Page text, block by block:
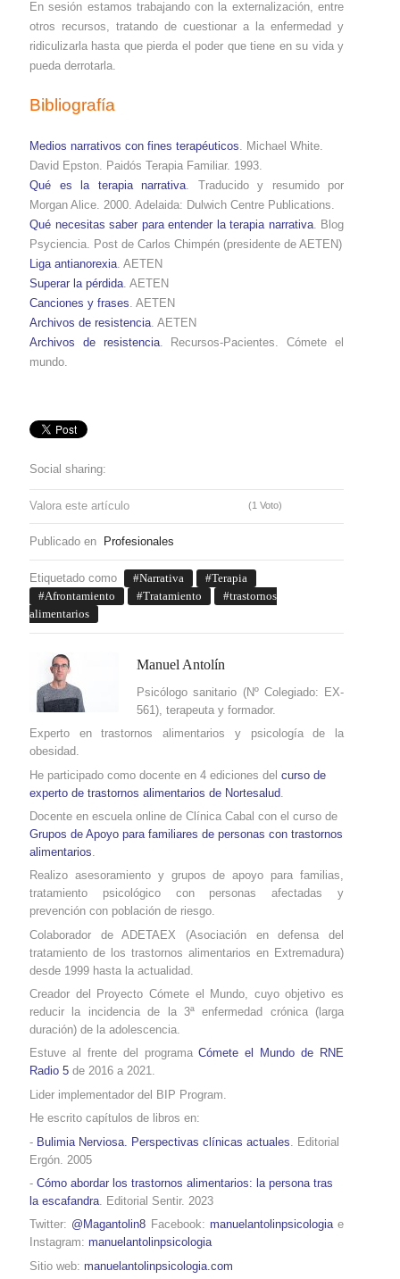
En sesión estamos trabajando con la externalización, entre
otros recursos, tratando de cuestionar a la enfermedad y
ridiculizarla hasta que pierda el poder que tiene en su vida y
pueda derrotarla.
Bibliografía
Medios narrativos con fines terapéuticos. Michael White.
David Epston. Paidós Terapia Familiar. 1993.
Qué es la terapia narrativa. Traducido y resumido por
Morgan Alice. 2000. Adelaida: Dulwich Centre Publications.
Qué necesitas saber para entender la terapia narrativa. Blog
Psyciencia. Post de Carlos Chimpén (presidente de AETEN)
Liga antianorexia. AETEN
Superar la pérdida. AETEN
Canciones y frases. AETEN
Archivos de resistencia. AETEN
Archivos de resistencia. Recursos-Pacientes. Cómete el
mundo.
Social sharing:
Valora este artículo (1 Voto)
Publicado en Profesionales
Etiquetado como Narrativa
Terapia
Afrontamiento
Tratamiento
trastornos
alimentarios
Manuel Antolín
Psicólogo sanitario (Nº Colegiado: EX-
561), terapeuta y formador.
Experto en trastornos alimentarios y psicología de la
obesidad.
He participado como docente en 4 ediciones del curso de
experto de trastornos alimentarios de Nortesalud
Docente en escuela online de Clínica Cabal con el curso de
Grupos de Apoyo para familiares de personas con trastornos
alimentarios
Realizo asesoramiento y grupos de apoyo para familias,
tratamiento psicológico con personas afectadas y
prevención con población de riesgo.
Colaborador de ADETAEX (Asociación en defensa del
tratamiento de los trastornos alimentarios en Extremadura)
desde 1999 hasta la actualidad.
Creador del Proyecto Cómete el Mundo, cuyo objetivo es
reducir la incidencia de la 3ª enfermedad crónica (larga
duración) de la adolescencia.
Estuve al frente del programaCómete el Mundo de RNE
Radio 5 de 2016 a 2021.
Lider implementador del BIP Program.
He escrito capítulos de libros en:
- Bulimia Nerviosa. Perspectivas clínicas actuales . Editorial
Ergón. 2005
- Cómo abordar los trastornos alimentarios: la persona tras
la escafandra. Editorial Sentir. 2023
Twitter: @Magantolin8 Facebook: manuelantolinpsicologia e
Instagram: manuelantolinpsicologia
Sitio web: manuelantolinpsicologia.com